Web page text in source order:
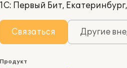
1С: Первый Бит,
Связаться Другие
Продукт